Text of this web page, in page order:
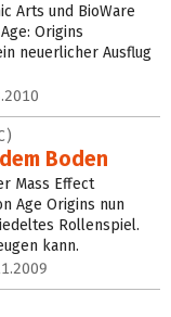
Arts und BioWare
Origins
neuerlicher Ausflug
Boden
Mass Effect
Age Origins nun
Rollenspiel.
kann.